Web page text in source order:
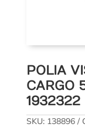
POLIA
CARGO
1932322
SKU: 138896